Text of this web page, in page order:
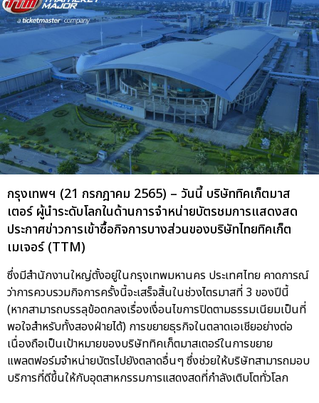
กรุงเทพฯ (21 กรกฎาคม 2565) – วันนี้ บริษัททิคเก็ตมาส
เตอร์ ผู้นำระดับโลกในด้านการจำหน่ายบัตรชมการแสดงสด
ประกาศข่าวการเข้าซื้อกิจการบางส่วนของบริษัทไทยทิคเก็ต
เมเจอร์ (TTM)
ซึ่งมีสำนักงานใหญ่ตั้งอยู่ในกรุงเทพมหานคร ประเทศไทย คาดการณ์
ว่าการควบรวมกิจการครั้งนี้จะเสร็จสิ้นในช่วงไตรมาสที่ 3 ของปีนี้
(หากสามารถบรรลุข้อตกลงเรื่องเงื่อนไขการปิดตามธรรมเนียมเป็นที่
พอใจสำหรับทั้งสองฝ่ายได้) การขยายธุรกิจในตลาดเอเชียอย่างต่อ
เนื่องถือเป็นเป้าหมายของบริษัททิคเก็ตมาสเตอร์ในการขยาย
แพลตฟอร์มจำหน่ายบัตรไปยังตลาดอื่นๆ ซึ่งช่วยให้บริษัทสามารถมอบ
บริการที่ดีขึ้นให้กับอุตสาหกรรมการแสดงสดที่กำลังเติบโตทั่วโลก